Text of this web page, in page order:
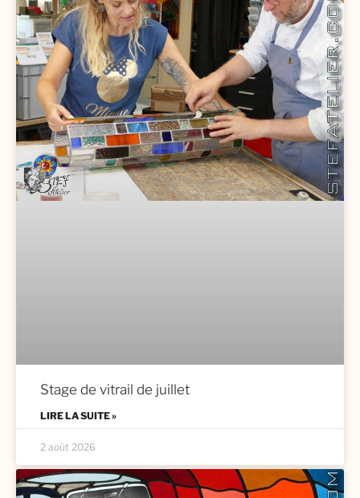
Stage de vitrail de juillet
LIRE LA SUITE »
2 août 2026